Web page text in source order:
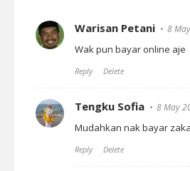
Warisan Petani 8
Wak pun bayar online aje
Reply Delete
Tengku Sofia 8 May
Mudahkan nak bayar
Reply Delete